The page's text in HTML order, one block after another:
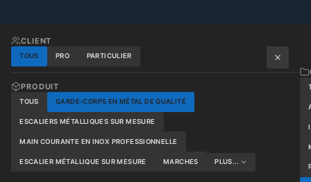
CLIENT
TOUS PRO PARTICULIER
PRODUIT
TOUS GARDE-CORPS EN MÉTAL DE QUALITÉ
ESCALIERS MÉTALLIQUES SUR MESURE
MAIN COURANTE EN INOX PROFESSIONNELLE
ESCALIER MÉTALLIQUE SUR MESURE MARCHES PLUS...